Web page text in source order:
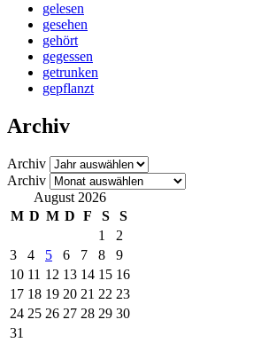
gelesen
gesehen
gehört
gegessen
getrunken
gepflanzt
Archiv
Archiv
Archiv
August 2026
M D M D F S
S
1
2
3
4 5 6 7 8
9
10 11 12 13 14 15 16
17 18 19 20 21 22 23
24 25 26 27 28 29 30
31